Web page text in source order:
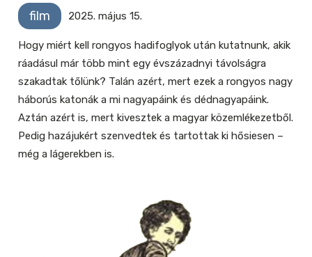
film 2025. május 15.
Hogy miért kell rongyos hadifoglyok után kutatnunk, akik
ráadásul már több mint egy évszázadnyi távolságra
szakadtak tőlünk? Talán azért, mert ezek a rongyos nagy
háborús katonák a mi nagyapáink és dédnagyapáink.
Aztán azért is, mert kivesztek a magyar közemlékezetből.
Pedig hazájukért szenvedtek és tartottak ki hősiesen –
még a lágerekben is.